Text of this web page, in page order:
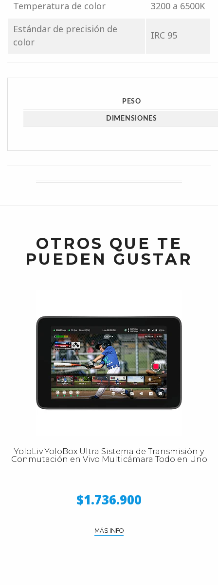
Temperatura de color
3200 a 6500K
Estándar de precisión de
color
IRC 95
PESO
DIMENSIONES
OTROS QUE TE
PUEDEN GUSTAR
YoloLiv YoloBox Ultra Sistema de Transmisión y
Conmutación en Vivo Multicámara Todo en Uno
$1.736.900
MÁS INFO